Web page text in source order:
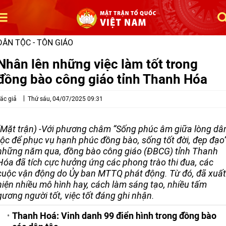
TỘC - TÔN GIÁO
lên những việc làm tốt trong
bào công giáo tỉnh Thanh Hóa
giả Thứ sáu, 04/07/2025 09:31
trận) -Với phương châm “Sống phúc âm giữa lòng
để phục vụ hạnh phúc đồng bào, sống tốt đời, đẹp
năm qua, đồng bào công giáo (ĐBCG) tỉnh Thanh
đã tích cực hưởng ứng các phong trào thi đua, các
vận động do Ủy ban MTTQ phát động. Từ đó, đã xuất
nhiều mô hình hay, cách làm sáng tạo, nhiều tấm
người tốt, việc tốt đáng ghi nhận.
Thanh Hoá: Vinh danh 99 điển hình trong đồng bào